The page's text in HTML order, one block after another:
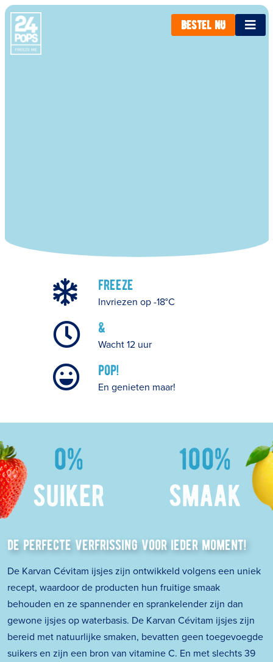
bestel nu
freeze
Invriezen op -18°C
&
Wacht 12 uur
pop!
En genieten maar!
0%
suiker
100%
smaak
de perfecte verfrissing voor ieder moment!
De Karvan Cévitam ijsjes zijn ontwikkeld volgens een uniek
recept, waardoor de producten hun fruitige smaak
behouden en ze spannender en sprankelender zijn dan
gewone ijsjes op waterbasis. De Karvan Cévitam ijsjes zijn
bereid met natuurlijke smaken, bevatten geen toegevoegde
suikers en zijn een bron van vitamine C. En met slechts 39